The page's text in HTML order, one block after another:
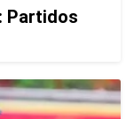
Partidos